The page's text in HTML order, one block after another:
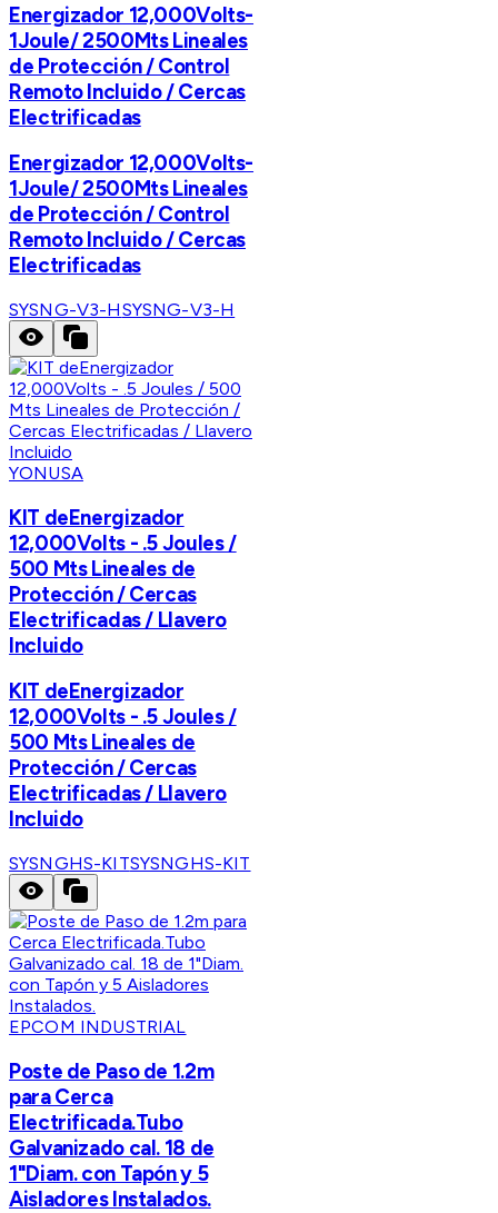
Energizador 12,000Volts-
1Joule/ 2500Mts Lineales
de Protección / Control
Remoto Incluido / Cercas
Electrificadas
Energizador 12,000Volts-
1Joule/ 2500Mts Lineales
de Protección / Control
Remoto Incluido / Cercas
Electrificadas
SYSNG-V3-HSYSNG-V3-H
YONUSA
KIT deEnergizador
12,000Volts - .5 Joules /
500 Mts Lineales de
Protección / Cercas
Electrificadas / Llavero
Incluido
KIT deEnergizador
12,000Volts - .5 Joules /
500 Mts Lineales de
Protección / Cercas
Electrificadas / Llavero
Incluido
SYSNGHS-KITSYSNGHS-KIT
EPCOM INDUSTRIAL
Poste de Paso de 1.2m
para Cerca
Electrificada.Tubo
Galvanizado cal. 18 de
1"Diam. con Tapón y 5
Aisladores Instalados.